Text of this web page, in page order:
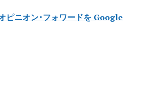
ピニオン･フォワードを Google